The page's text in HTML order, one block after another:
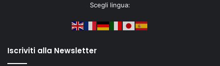
Scegli lingua:
Iscriviti alla Newsletter